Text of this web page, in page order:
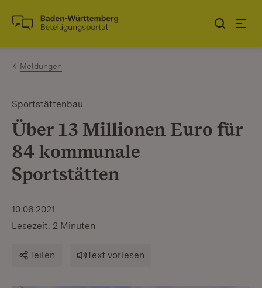
Zum Inhalt springen
Link zur Startseite
Meldungen
Sportstättenbau
Über 13 Millionen Euro für
84 kommunale
Sportstätten
10.06.2021
Lesezeit: 2 Minuten
Teilen Text vorlesen